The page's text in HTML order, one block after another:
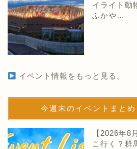
イライト動
ふかや…
イベント情報をもっと見る。
今週末のイベントまとめ
【2026年8
こ行く？群